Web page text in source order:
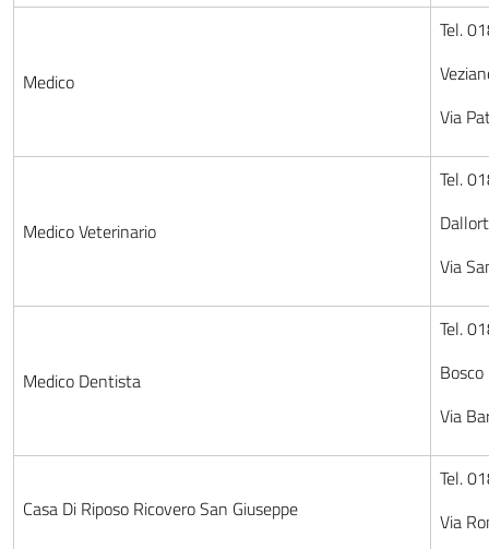
Medico
Tel.
Via
Medico Veterinario
Tel.
Via
Medico Dentista
Tel.
Via
Casa Di Riposo Ricovero San Giuseppe
Tel.
Via